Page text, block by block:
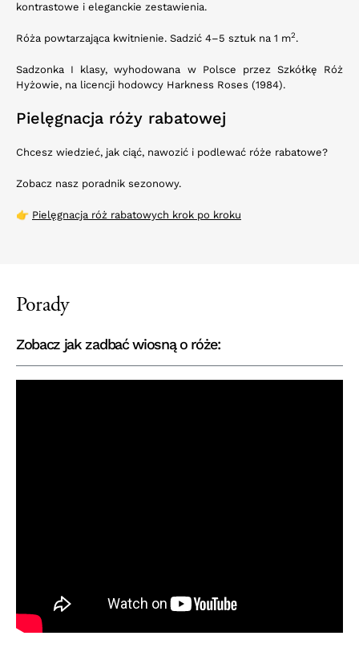
kontrastowe i eleganckie zestawienia.
Róża powtarzająca kwitnienie. Sadzić 4–5 sztuk na 1 m2.
Sadzonka I klasy, wyhodowana w Polsce przez Szkółkę Róż
Hyżowie, na licencji hodowcy Harkness Roses (1984).
Pielęgnacja róży rabatowej
Chcesz wiedzieć, jak ciąć, nawozić i podlewać róże rabatowe?
Zobacz nasz poradnik sezonowy.
👉 Pielęgnacja róż rabatowych krok po kroku
Porady
Zobacz jak zadbać wiosną o róże: